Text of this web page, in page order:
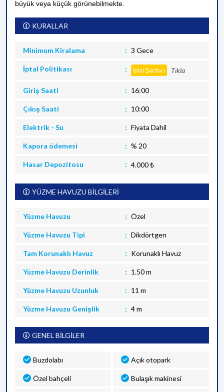
büyük veya küçük görünebilmekte.
KURALLAR
Minimum Kiralama 3 Gece
İptal Politikası İptal Şartları Tıkla
Giriş Saati 16:00
Çıkış Saati 10:00
Elektrik - Su Fiyata Dahil
Kapora ödemesi % 20
Hasar Depozitosu 4.000 ₺
YÜZME HAVUZU BİLGİLERİ
Yüzme Havuzu Özel
Yüzme Havuzu Tipi Dikdörtgen
Tam Korunaklı Havuz Korunaklı Havuz
Yüzme Havuzu Derinlik 1.50 m
Yüzme Havuzu Uzunluk 11 m
Yüzme Havuzu Genişlik 4 m
GENEL BİLGİLER
Buzdolabı Açık otopark
Özel bahçeli Bulaşık makinesi